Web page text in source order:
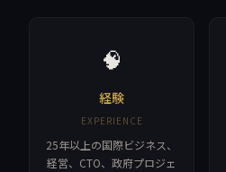
🧠
経験
EXPERIENCE
25年以上の国際ビジネス、
経営、CTO、政府プロジェ